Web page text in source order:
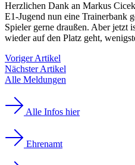
Herzlichen Dank an Markus
E1-Jugend nun eine Trainerbank
Spieler gerne draußen. Aber jetzt
wieder auf den Platz geht,
Voriger Artikel
Nächster Artikel
Alle Meldungen
Alle Infos hier
Ehrenamt